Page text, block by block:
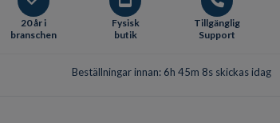
20 år i
branschen
Fysisk
butik
Tillgänglig
Support
Beställningar innan: 6h 45m 7s skickas idag